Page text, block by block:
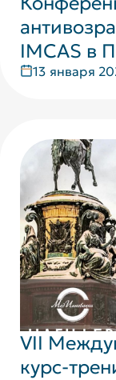
IMCAS в
13 января
VII
курс-